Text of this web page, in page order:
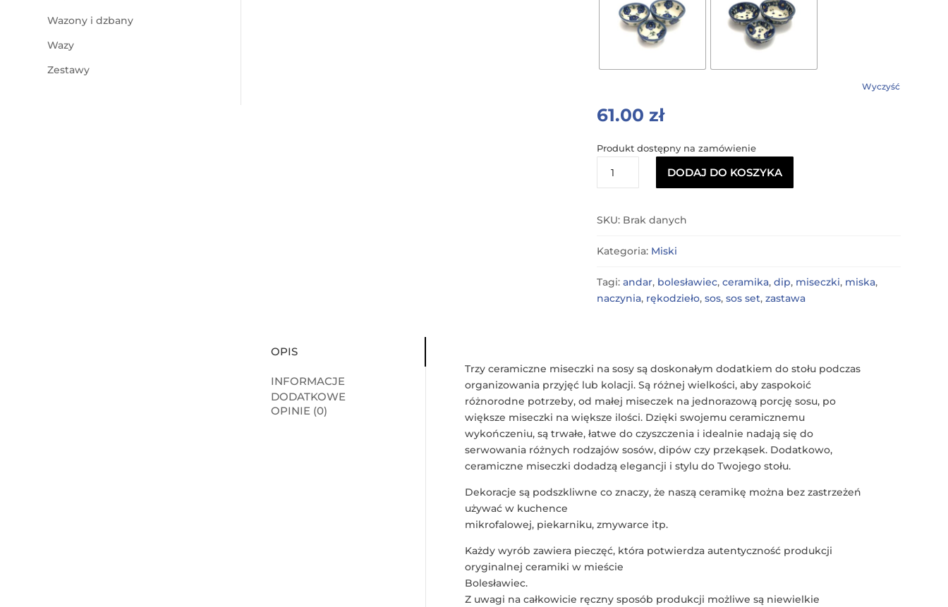
Wazony i dzbany
Wazy
Zestawy
Wyczyść
61.00 zł
Produkt dostępny na zamówienie
Miseczki
DODAJ DO KOSZYKA
SKU: Brak danych
Kategoria: Miski
Tagi: andar, bolesławiec, ceramika, dip, miseczki, miska,
naczynia, rękodzieło, sos, sos set, zastawa
OPIS
INFORMACJE
DODATKOWE
OPINIE (0)
Trzy ceramiczne miseczki na sosy są doskonałym dodatkiem do stołu podczas
organizowania przyjęć lub kolacji. Są różnej wielkości, aby zaspokoić
różnorodne potrzeby, od małej miseczek na jednorazową porcję sosu, po
większe miseczki na większe ilości. Dzięki swojemu ceramicznemu
wykończeniu, są trwałe, łatwe do czyszczenia i idealnie nadają się do
serwowania różnych rodzajów sosów, dipów czy przekąsek. Dodatkowo,
ceramiczne miseczki dodadzą elegancji i stylu do Twojego stołu.
Dekoracje są podszkliwne co znaczy, że naszą ceramikę można bez zastrzeżeń
używać w kuchence
mikrofalowej, piekarniku, zmywarce itp.
Każdy wyrób zawiera pieczęć, która potwierdza autentyczność produkcji
oryginalnej ceramiki w mieście
Bolesławiec.
Z uwagi na całkowicie ręczny sposób produkcji możliwe są niewielkie